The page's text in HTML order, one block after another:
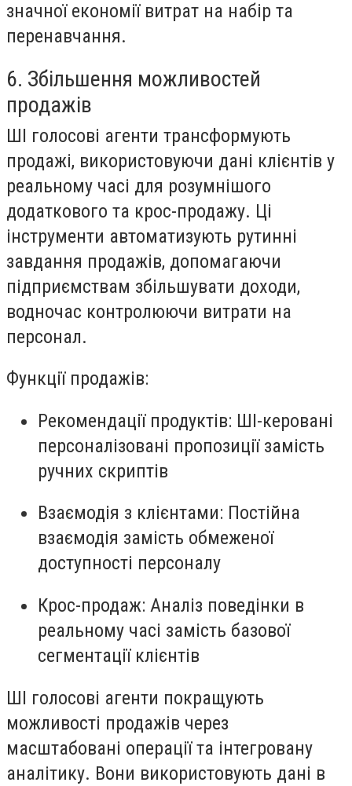
значної економії витрат на набір та
перенавчання.
6. Збільшення можливостей
продажів
ШІ голосові агенти трансформують
продажі, використовуючи дані клієнтів у
реальному часі для розумнішого
додаткового та крос-продажу. Ці
інструменти автоматизують рутинні
завдання продажів, допомагаючи
підприємствам збільшувати доходи,
водночас контролюючи витрати на
персонал.
Функції продажів:
Рекомендації продуктів: ШІ-керовані
персоналізовані пропозиції замість
ручних скриптів
Взаємодія з клієнтами: Постійна
взаємодія замість обмеженої
доступності персоналу
Крос-продаж: Аналіз поведінки в
реальному часі замість базової
сегментації клієнтів
ШІ голосові агенти покращують
можливості продажів через
масштабовані операції та інтегровану
аналітику. Вони використовують дані в